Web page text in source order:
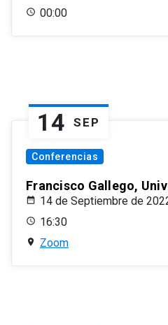
00:00
14 SEP
Conferencias
Francisco Gallego,
14 de Septiembre de
16:30
Zoom